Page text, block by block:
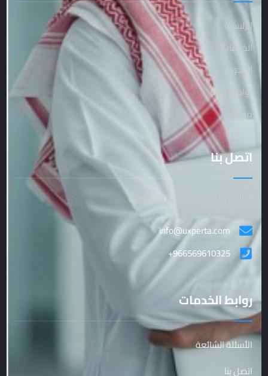
الرئيسية
الخدمات
المدونة
تواصل معنا
من نحن
اتصل بنا
الرياض , المملكة العربية السعودية
info@uxperta.com
+966569610325
روابط الخدمات
الأسئلة الشائعة
اتصل بنا